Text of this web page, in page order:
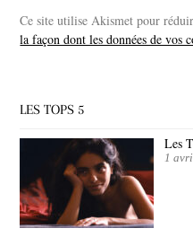
Ce site utilise Akismet pour
la façon dont les données de vos
LES TOPS 5
Les
1